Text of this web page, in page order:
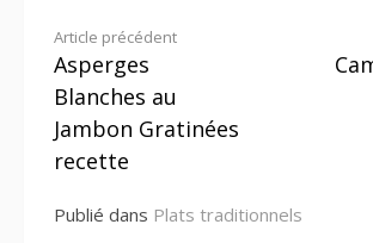
Lire
la
suite
Article précédent
Asperges
Blanches au
Jambon Gratinées
recette
Publié dans Plats traditionnels